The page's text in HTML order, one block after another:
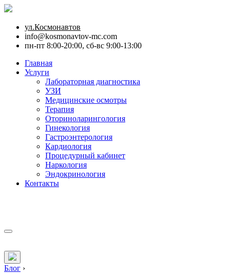
ул.Космонавтов
info@kosmonavtov-mc.com
пн-пт 8:00-20:00, сб-вс 9:00-13:00
Главная
Услуги
Лабораторная диагностика
УЗИ
Медицинские осмотры
Терапия
Оториноларингология
Гинекология
Гастроэнтерология
Кардиология
Процедурный кабинет
Наркология
Эндокринология
Контакты
Блог ›